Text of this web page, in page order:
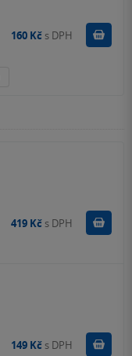
160 Kč s DPH
419 Kč s DPH
149 Kč s DPH